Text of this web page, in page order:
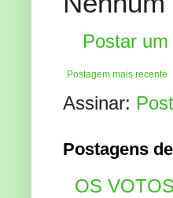
Postar
Postagem mais recente
Assinar:
Postagens
OS